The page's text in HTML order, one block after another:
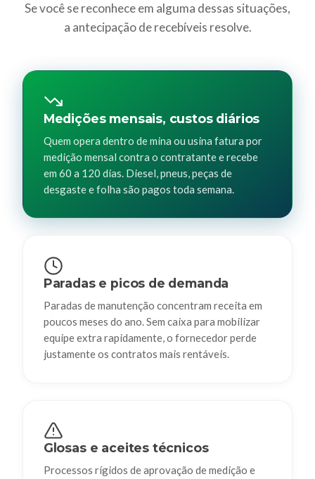
Se você se reconhece em alguma dessas situações,
a antecipação de recebíveis resolve.
Medições mensais, custos diários
Quem opera dentro de mina ou usina fatura por
medição mensal contra o contratante e recebe
em 60 a 120 dias. Diesel, pneus, peças de
desgaste e folha são pagos toda semana.
Paradas e picos de demanda
Paradas de manutenção concentram receita em
poucos meses do ano. Sem caixa para mobilizar
equipe extra rapidamente, o fornecedor perde
justamente os contratos mais rentáveis.
Glosas e aceites técnicos
Processos rígidos de aprovação de medição e